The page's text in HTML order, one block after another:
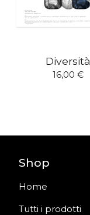
Diversità
16,00 €
Shop
Home
Tutti i prodotti